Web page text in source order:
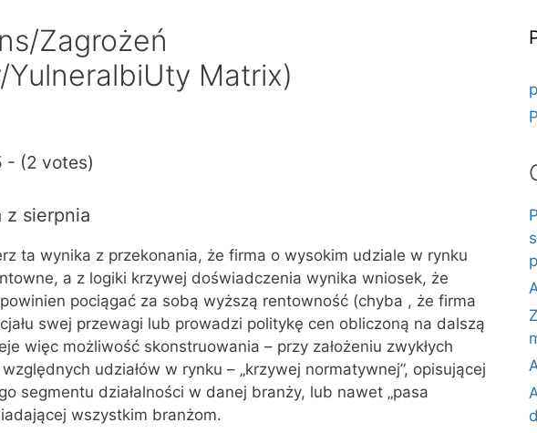
Zagrożeń
Matrix)
- (2 votes)
z sierpnia
ta wynika z przekonania, że firma o wysokim udziale w rynku
a z logiki krzywej doświadczenia wynika wniosek, że
pociągać za sobą wyższą rentowność (chyba , że firma
swej przewagi lub prowadzi politykę cen obliczoną na dalszą
więc możliwość skonstruowania – przy założeniu zwykłych
udziałów w rynku – „krzywej normatywnej”, opisującej
segmentu działalności w danej branży, lub nawet „pasa
wszystkim branżom.